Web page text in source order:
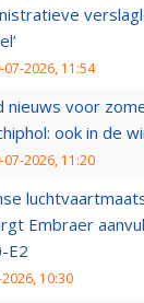
07-2026, 11:54
nieuws voor
ook in de
07-2026, 11:20
Embraer
E2
10:30